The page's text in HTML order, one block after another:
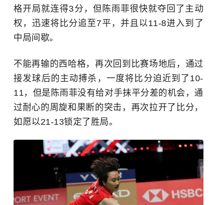
格开局就连得3分，但陈雨菲很快就夺回了主动
权，迅速将比分追至7平，并且以11-8进入到了
中局间歇。
不能再输的西哈格，再次回到比赛场地后，通过
接发球后的主动搏杀，一度将比分迫近到了10-
11，但是陈雨菲没有给对手抹平分差的机会，通
过耐心的周旋和果断的突击，再次拉开了比分，
如愿以21-13锁定了胜局。